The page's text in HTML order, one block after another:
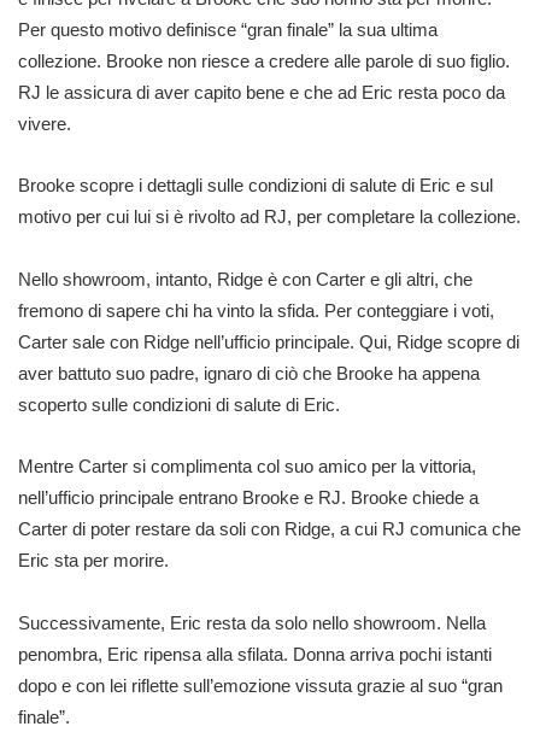
Per questo motivo definisce “gran finale” la sua ultima
collezione. Brooke non riesce a credere alle parole di suo figlio.
RJ le assicura di aver capito bene e che ad Eric resta poco da
vivere.
Brooke scopre i dettagli sulle condizioni di salute di Eric e sul
motivo per cui lui si è rivolto ad RJ, per completare la collezione.
Nello showroom, intanto, Ridge è con Carter e gli altri, che
fremono di sapere chi ha vinto la sfida. Per conteggiare i voti,
Carter sale con Ridge nell’ufficio principale. Qui, Ridge scopre di
aver battuto suo padre, ignaro di ciò che Brooke ha appena
scoperto sulle condizioni di salute di Eric.
Mentre Carter si complimenta col suo amico per la vittoria,
nell’ufficio principale entrano Brooke e RJ. Brooke chiede a
Carter di poter restare da soli con Ridge, a cui RJ comunica che
Eric sta per morire.
Successivamente, Eric resta da solo nello showroom. Nella
penombra, Eric ripensa alla sfilata. Donna arriva pochi istanti
dopo e con lei riflette sull’emozione vissuta grazie al suo “gran
finale”.